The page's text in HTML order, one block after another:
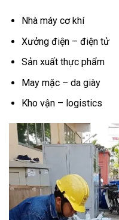
Nhà máy cơ khí
Xưởng điện – điện tử
Sản xuất thực phẩm
May mặc – da giày
Kho vận – logistics